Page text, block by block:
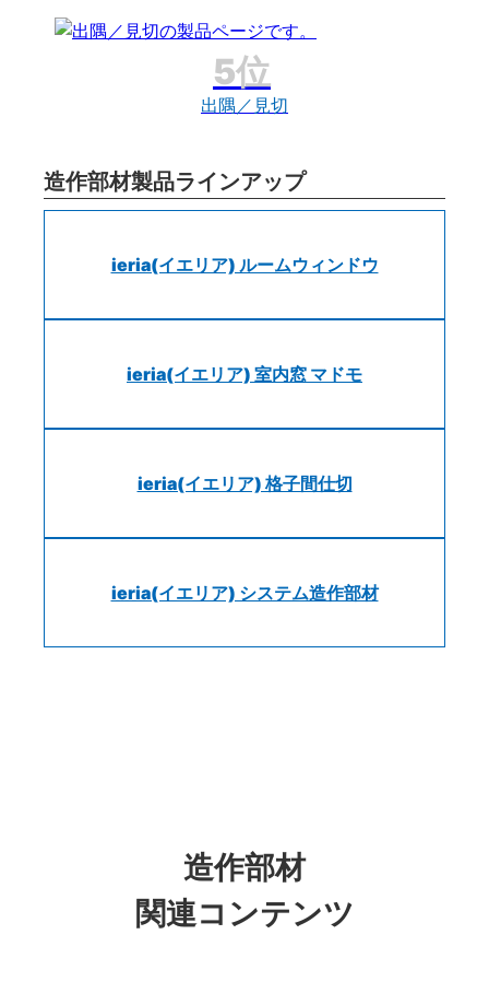
出隅／見切
造作部材製品ラインアップ
ieria(イエリア) ルームウィンドウ
ieria(イエリア) 室内窓 マドモ
ieria(イエリア) 格子間仕切
ieria(イエリア) システム造作部材
造作部材
関連コンテンツ